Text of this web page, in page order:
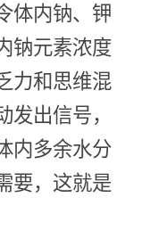
体内钠、钾
钠元素浓度
力和思维混
出信号，
内多余水分
要，这就是